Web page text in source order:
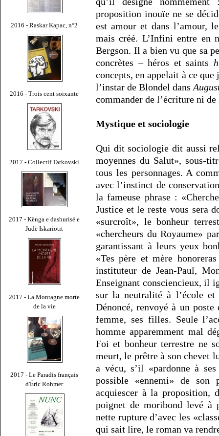
2016 - Raskar Kapac, n°2
2016 - Trois cent soixante
2017 - Collectif Tarkovski
2017 - Kënga e dashurisë e
Judë Iskariotit
2017 - La Montagne morte
de la vie
2017 - Le Paradis français
d'Éric Rohmer
proposition inouïe ne se
est amour et dans l’amour,
mais créé. L’Infini entre en
Bergson. Il a bien vu que sa
concrètes – héros et saints
concepts, en appelait à ce
l’instar de Blondel dans
commander de l’écriture ni
Mystique et sociologie
Qui dit sociologie dit aussi
moyennes du Salut», sous-
tous les personnages. A
avec l’instinct de
la fameuse phrase :
Justice et le reste vous sera
«surcroît», le bonheur
«chercheurs du Royaume»
garantissant à leurs yeux
«Tes père et mère
instituteur de Jean-Paul,
Enseignant consciencieux, il
sur la neutralité à l’école
Dénoncé, renvoyé à un
femme, ses filles. Seule
homme apparemment mal
Foi et bonheur terrestre ne
meurt, le prêtre à son chevet
a vécu, s’il «pardonne à
possible «ennemi» de
acquiescer à la proposition,
poignet de moribond levé à
nette rupture d’avec les
qui sait lire, le roman va